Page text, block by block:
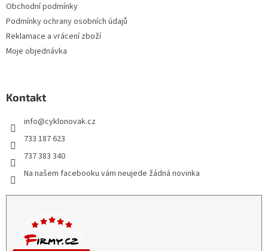
Obchodní podmínky
Podmínky ochrany osobních údajů
Reklamace a vrácení zboží
Moje objednávka
Kontakt
info@cyklonovak.cz
733 187 623
737 383 340
Na našem facebooku vám neujede žádná novinka